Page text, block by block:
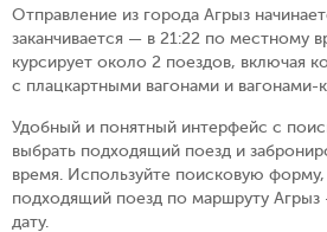
Отправление из города Агрыз
заканчивается — в 21:22 по местному
курсирует около 2 поездов, включая
с плацкартными вагонами и вагонами-
Удобный и понятный интерфейс с
выбрать подходящий поезд и
время. Используйте поисковую
подходящий поезд по маршруту
дату.